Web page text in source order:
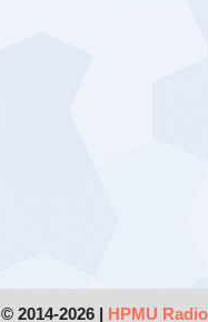
© 2014-2026 | HPMU